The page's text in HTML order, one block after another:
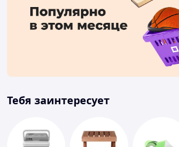
Тебя заинтересует